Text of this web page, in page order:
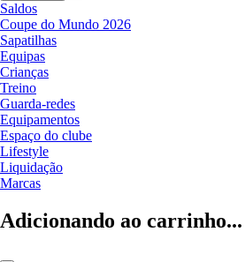
Saldos
Coupe do Mundo 2026
Sapatilhas
Equipas
Crianças
Treino
Guarda-redes
Equipamentos
Espaço do clube
Lifestyle
Liquidação
Marcas
Adicionando ao carrinho...